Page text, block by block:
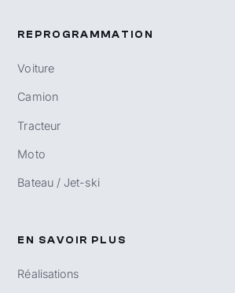
REPROGRAMMATION
Voiture
Camion
Tracteur
Moto
Bateau / Jet-ski
EN SAVOIR PLUS
Réalisations